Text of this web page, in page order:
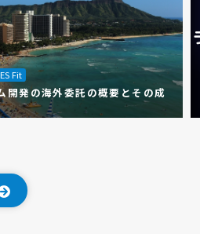
Fit
開発の海外委託の概要とその成